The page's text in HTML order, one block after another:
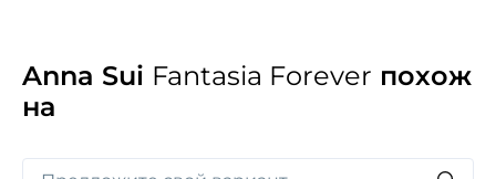
фруктовый аромат для молодых романтичных
женщин. Он подарит хрустящее, сладкое, сочное,
женственное и несомненно восхитительное
Anna Sui Fantasia Forever похож
на